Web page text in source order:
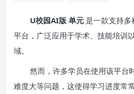
U校园AI版 单元 是一款支持
平台，广泛应用于学术、技能培训
域。
然而，许多学员在使用该平台
难度大等问题，这使得学习进度常常